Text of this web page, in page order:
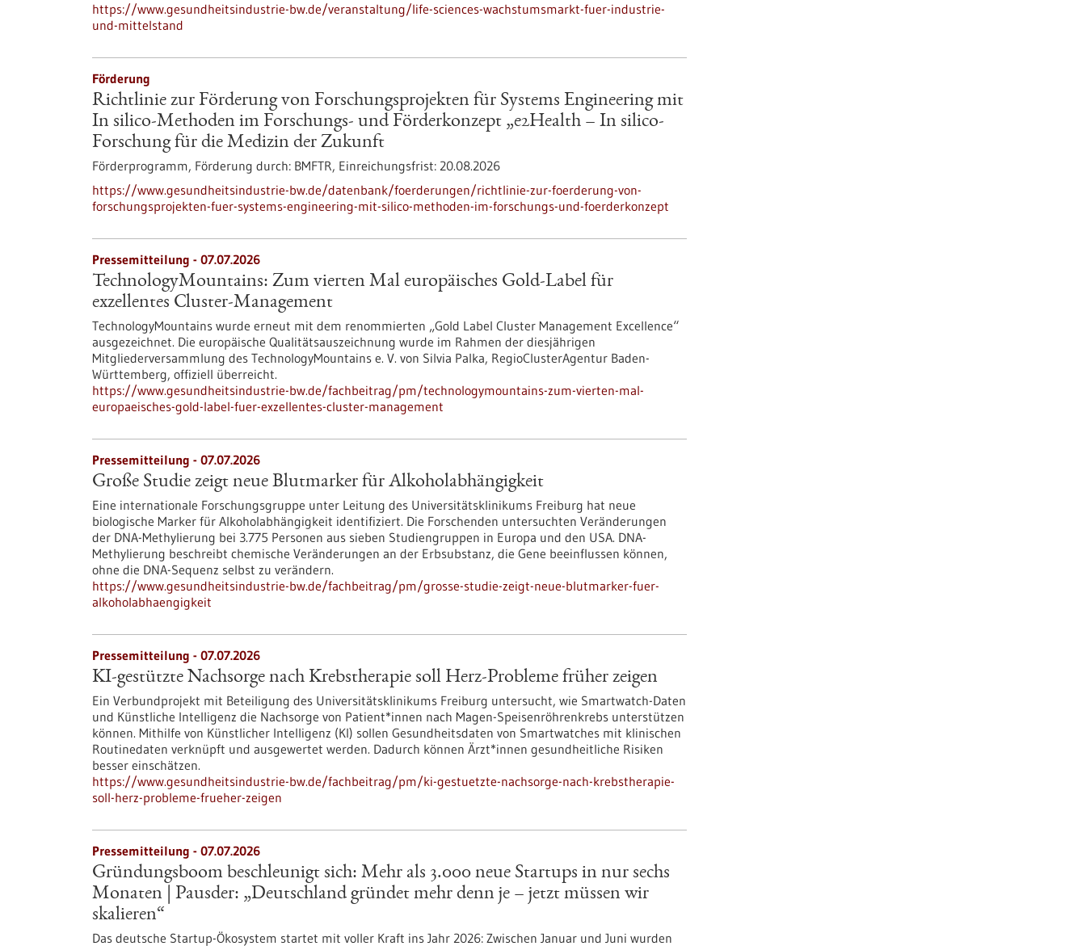
https://www.gesundheitsindustrie-bw.de/veranstaltung/life-sciences-wachstumsmarkt-fuer-industrie-
und-mittelstand
Förderung
Richtlinie zur Förderung von Forschungsprojekten für Systems Engineering mit
In silico-Methoden im Forschungs- und Förderkonzept „e2Health – In silico-
Forschung für die Medizin der Zukunft
Förderprogramm, Förderung durch: BMFTR, Einreichungsfrist: 20.08.2026
https://www.gesundheitsindustrie-bw.de/datenbank/foerderungen/richtlinie-zur-foerderung-von-
forschungsprojekten-fuer-systems-engineering-mit-silico-methoden-im-forschungs-und-foerderkonzept
Pressemitteilung - 07.07.2026
TechnologyMountains: Zum vierten Mal europäisches Gold-Label für
exzellentes Cluster-Management
TechnologyMountains wurde erneut mit dem renommierten „Gold Label Cluster Management Excellence“
ausgezeichnet. Die europäische Qualitätsauszeichnung wurde im Rahmen der diesjährigen
Mitgliederversammlung des TechnologyMountains e. V. von Silvia Palka, RegioClusterAgentur Baden-
Württemberg, offiziell überreicht.
https://www.gesundheitsindustrie-bw.de/fachbeitrag/pm/technologymountains-zum-vierten-mal-
europaeisches-gold-label-fuer-exzellentes-cluster-management
Pressemitteilung - 07.07.2026
Große Studie zeigt neue Blutmarker für Alkoholabhängigkeit
Eine internationale Forschungsgruppe unter Leitung des Universitätsklinikums Freiburg hat neue
biologische Marker für Alkoholabhängigkeit identifiziert. Die Forschenden untersuchten Veränderungen
der DNA-Methylierung bei 3.775 Personen aus sieben Studiengruppen in Europa und den USA. DNA-
Methylierung beschreibt chemische Veränderungen an der Erbsubstanz, die Gene beeinflussen können,
ohne die DNA-Sequenz selbst zu verändern.
https://www.gesundheitsindustrie-bw.de/fachbeitrag/pm/grosse-studie-zeigt-neue-blutmarker-fuer-
alkoholabhaengigkeit
Pressemitteilung - 07.07.2026
KI-gestützte Nachsorge nach Krebstherapie soll Herz-Probleme früher zeigen
Ein Verbundprojekt mit Beteiligung des Universitätsklinikums Freiburg untersucht, wie Smartwatch-Daten
und Künstliche Intelligenz die Nachsorge von Patient*innen nach Magen-Speisenröhrenkrebs unterstützen
können. Mithilfe von Künstlicher Intelligenz (KI) sollen Gesundheitsdaten von Smartwatches mit klinischen
Routinedaten verknüpft und ausgewertet werden. Dadurch können Ärzt*innen gesundheitliche Risiken
besser einschätzen.
https://www.gesundheitsindustrie-bw.de/fachbeitrag/pm/ki-gestuetzte-nachsorge-nach-krebstherapie-
soll-herz-probleme-frueher-zeigen
Pressemitteilung - 07.07.2026
Gründungsboom beschleunigt sich: Mehr als 3.000 neue Startups in nur sechs
Monaten | Pausder: „Deutschland gründet mehr denn je – jetzt müssen wir
skalieren“
Das deutsche Startup-Ökosystem startet mit voller Kraft ins Jahr 2026: Zwischen Januar und Juni wurden